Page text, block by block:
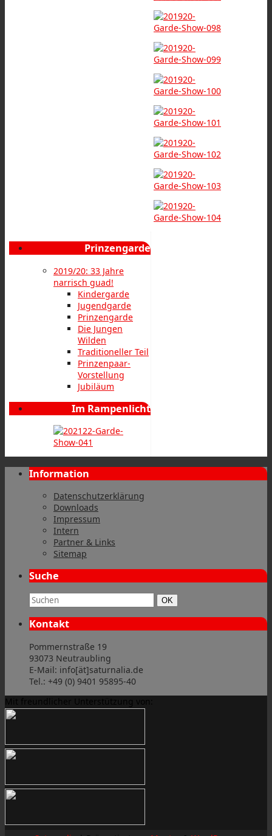
Prinzengarde
2019/20: 33 Jahre
narrisch guad!
Kindergarde
Jugendgarde
Prinzengarde
Die Jungen
Wilden
Traditioneller Teil
Prinzenpaar-
Vorstellung
Jubiläum
Im Rampenlicht
Information
Datenschutzerklärung
Downloads
Impressum
Intern
Partner & Links
Sitemap
Suche
Suchbegriff: Suchen
OK
Kontakt
Pommernstraße 19
93073 Neutraubling
E-Mail: info[ät]saturnalia.de
Tel.: +49 (0) 9401 95895-40